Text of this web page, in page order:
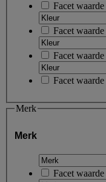
Facet waarde
Facet waarde
Facet waarde
Facet waarde
Merk
Merk
Facet waarde